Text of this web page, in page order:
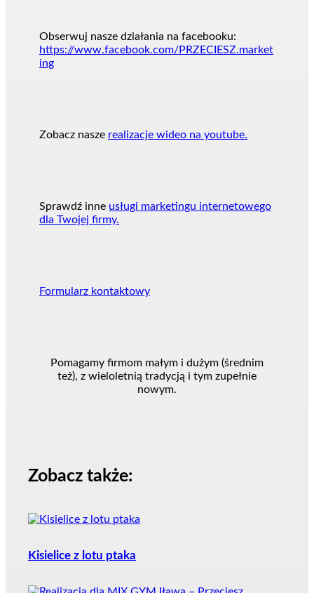
Obserwuj nasze działania na facebooku:
https://www.facebook.com/PRZECIESZ.market
ing
Zobacz nasze realizacje wideo na youtube.
Sprawdź inne usługi marketingu internetowego
dla Twojej firmy.
Formularz kontaktowy
Pomagamy firmom małym i dużym (średnim
też), z wieloletnią tradycją i tym zupełnie
nowym.
Zobacz także:
Kisielice z lotu ptaka